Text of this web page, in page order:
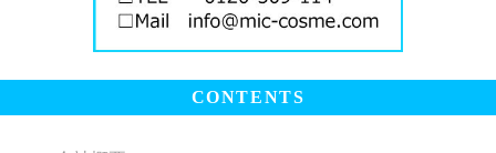
CONTENTS